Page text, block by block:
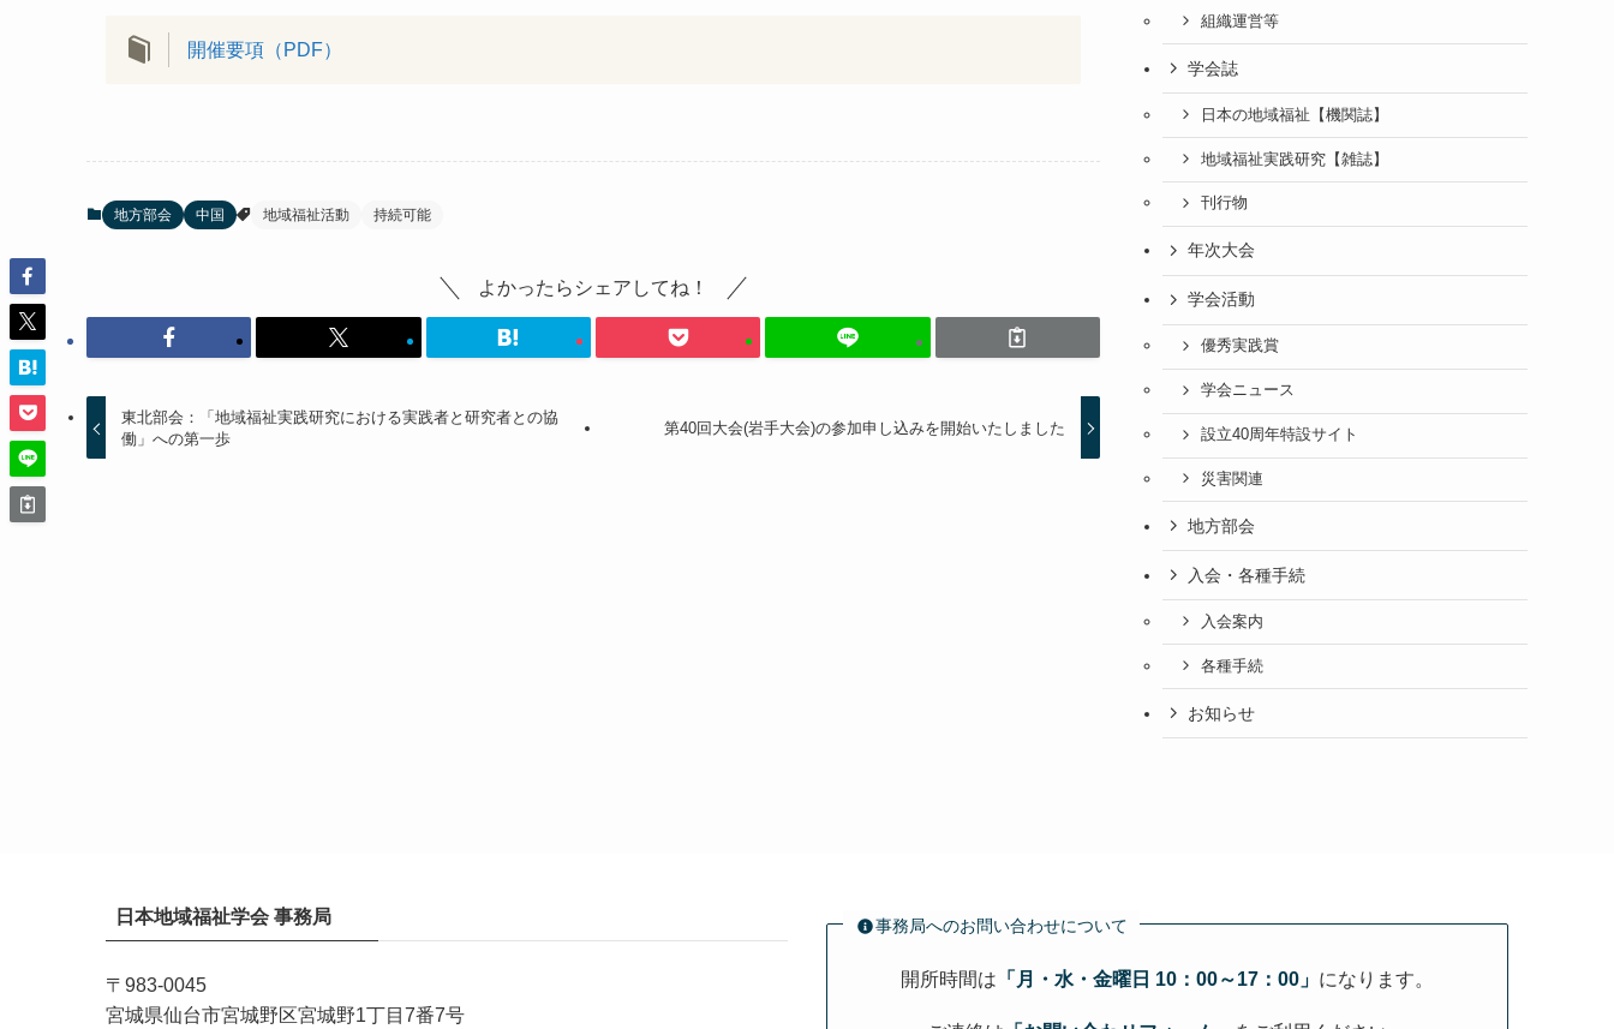
開催要項（PDF）
地方部会 中国 地域福祉活動 持続可能
よかったらシェアしてね！
東北部会：「地域福祉実践研究における実践者と研究者との協
働」への第一歩
第40回大会(岩手大会)の参加申し込みを開始いたしました
組織運営等
学会誌
日本の地域福祉【機関誌】
地域福祉実践研究【雑誌】
刊行物
年次大会
学会活動
優秀実践賞
学会ニュース
設立40周年特設サイト
災害関連
地方部会
入会・各種手続
入会案内
各種手続
お知らせ
日本地域福祉学会 事務局
〒983-0045
宮城県仙台市宮城野区宮城野1丁目7番7号
事務局へのお問い合わせについて
開所時間は 「月・水・金曜日 10：00～17：00」 になります。